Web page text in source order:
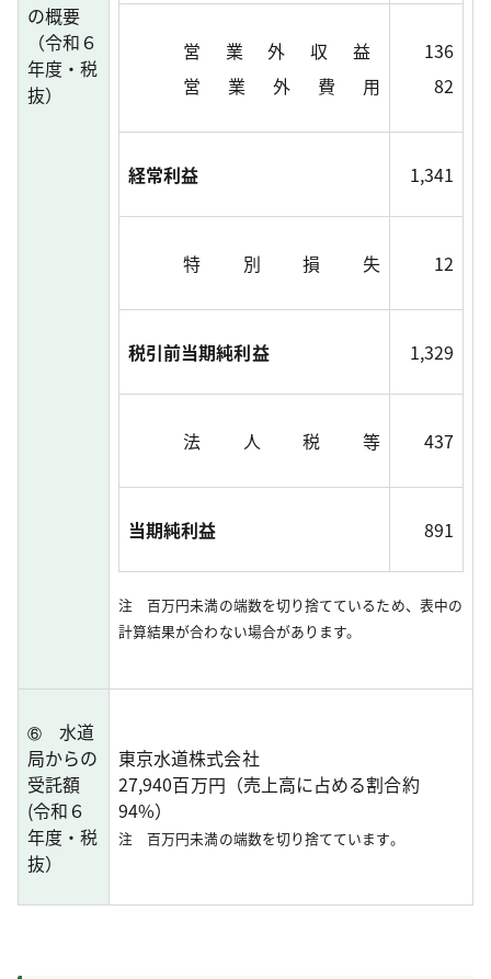
の概要
（令和６
年度・税
抜）
営 業 外 収 益
営 業 外 費 用
136
82
経常利益 1,341
特 別 損 失 12
税引前当期純利益 1,329
法 人 税 等 437
当期純利益 891
注 百万円未満の端数を切り捨てているため、表中の
計算結果が合わない場合があります。
⑥
水道
局からの
受託額
(令和６
年度・税
抜）
東京水道株式会社
27,940百万円（売上高に占める割合約
94%）
注 百万円未満の端数を切り捨てています。